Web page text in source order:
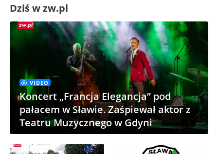
Dziś w zw.pl
VIDEO
Koncert „Francja Elegancja” pod
pałacem w Sławie. Zaśpiewał aktor z
Teatru Muzycznego w Gdyni